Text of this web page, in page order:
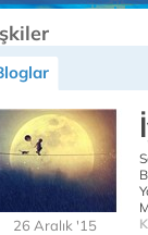
26 Aralık '15